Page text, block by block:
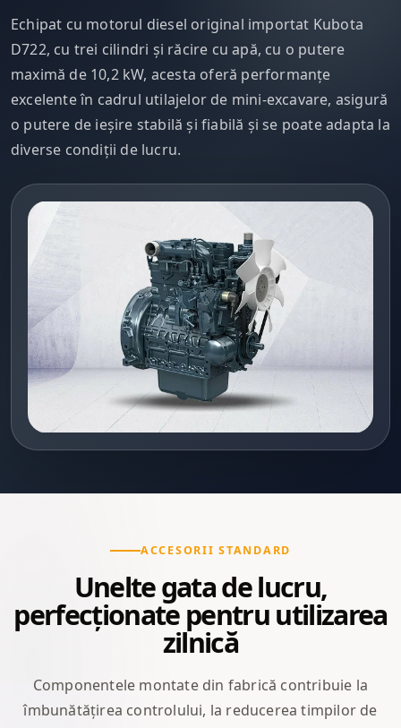
Echipat cu motorul diesel original importat Kubota
D722, cu trei cilindri și răcire cu apă, cu o putere
maximă de 10,2 kW, acesta oferă performanțe
excelente în cadrul utilajelor de mini-excavare, asigură
o putere de ieșire stabilă și fiabilă și se poate adapta la
diverse condiții de lucru.
ACCESORII STANDARD
Unelte gata de lucru,
perfecționate pentru utilizarea
zilnică
Componentele montate din fabrică contribuie la
îmbunătățirea controlului, la reducerea timpilor de